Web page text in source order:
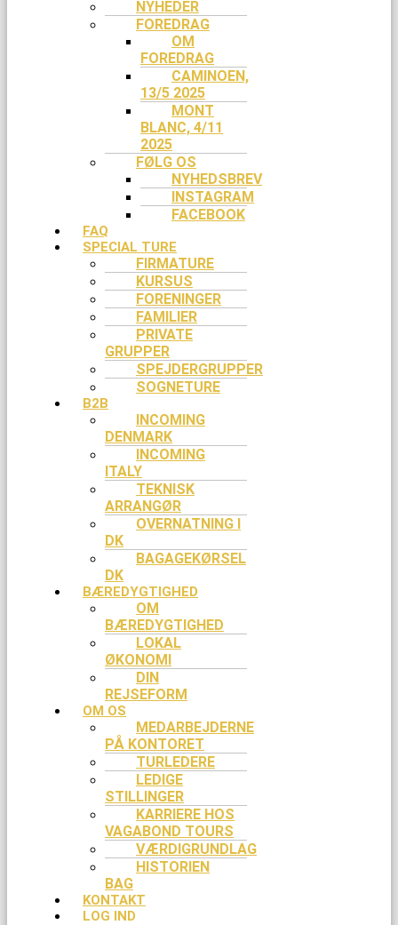
NYHEDER
FOREDRAG
OM
FOREDRAG
CAMINOEN,
13/5 2025
MONT
BLANC, 4/11
2025
FØLG OS
NYHEDSBREV
INSTAGRAM
FACEBOOK
FAQ
SPECIAL TURE
FIRMATURE
KURSUS
FORENINGER
FAMILIER
PRIVATE
GRUPPER
SPEJDERGRUPPER
SOGNETURE
B2B
INCOMING
DENMARK
INCOMING
ITALY
TEKNISK
ARRANGØR
OVERNATNING I
DK
BAGAGEKØRSEL
DK
BÆREDYGTIGHED
OM
BÆREDYGTIGHED
LOKAL
ØKONOMI
DIN
REJSEFORM
OM OS
MEDARBEJDERNE
PÅ KONTORET
TURLEDERE
LEDIGE
STILLINGER
KARRIERE HOS
VAGABOND TOURS
VÆRDIGRUNDLAG
HISTORIEN
BAG
KONTAKT
LOG IND